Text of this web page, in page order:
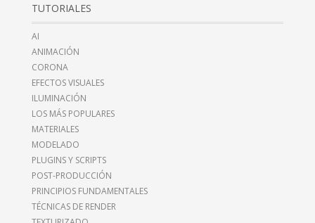
TUTORIALES
AI
ANIMACIÓN
CORONA
EFECTOS VISUALES
ILUMINACIÓN
LOS MÁS POPULARES
MATERIALES
MODELADO
PLUGINS Y SCRIPTS
POST-PRODUCCIÓN
PRINCIPIOS FUNDAMENTALES
TÉCNICAS DE RENDER